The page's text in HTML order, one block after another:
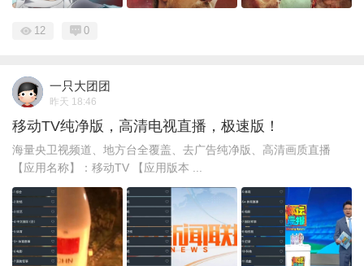
12 0
一只大团团
昨天 18:46
移动TV纯净版，高清电视直播，极速版！
海量央卫视频道、地方台全覆盖、去广告纯净版、高清画质直播
【应用名称】：移动TV 【应用版本 ...